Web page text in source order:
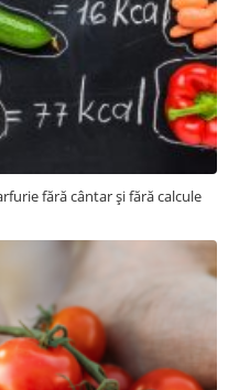
fără cântar și fără calcule